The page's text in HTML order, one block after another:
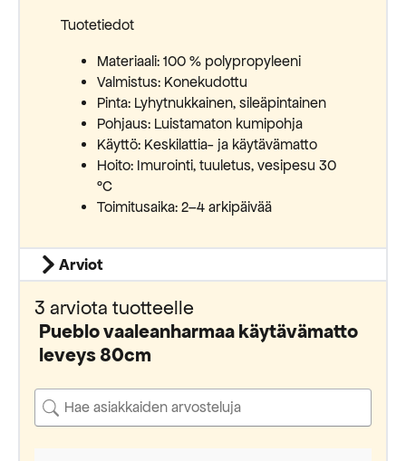
Tuotetiedot
Materiaali: 100 % polypropyleeni
Valmistus: Konekudottu
Pinta: Lyhytnukkainen, sileäpintainen
Pohjaus: Luistamaton kumipohja
Käyttö: Keskilattia- ja käytävämatto
Hoito: Imurointi, tuuletus, vesipesu 30
°C
Toimitusaika: 2–4 arkipäivää
Arviot
3 arviota tuotteelle
Pueblo vaaleanharmaa käytävämatto
leveys 80cm